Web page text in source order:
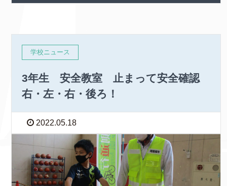
学校ニュース
3年生 安全教室 止まって安全確認
右・左・右・後ろ！
2022.05.18